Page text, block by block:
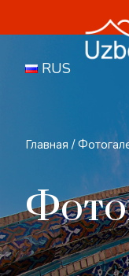
RUS
Главная /